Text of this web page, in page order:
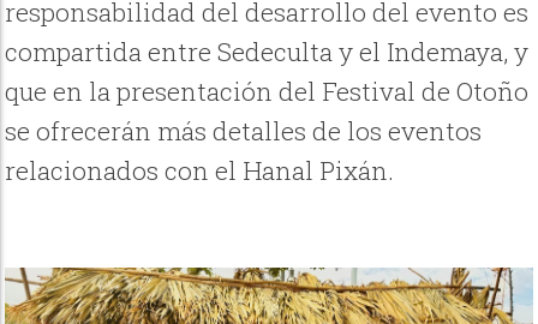
responsabilidad del desarrollo del evento es
compartida entre Sedeculta y el Indemaya, y
que en la presentación del Festival de Otoño
se ofrecerán más detalles de los eventos
relacionados con el Hanal Pixán.